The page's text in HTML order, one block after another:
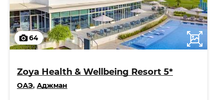
64
Zoya Health & Wellbeing Resort 5*
ОАЭ, Аджман